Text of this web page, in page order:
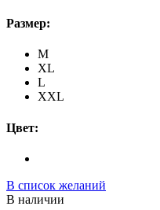
Размер:
M
XL
L
XXL
Цвет:
В список желаний
В наличии